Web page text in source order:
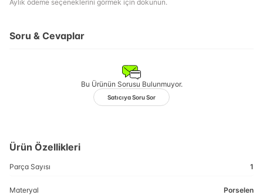
Aylık ödeme seçeneklerini görmek için dokunun.
Soru & Cevaplar
Bu Ürünün Sorusu Bulunmuyor.
Satıcıya Soru Sor
Ürün Özellikleri
Parça Sayısı 1
Materyal Porselen